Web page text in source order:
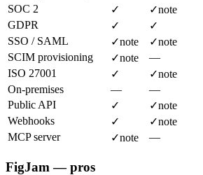
SOC 2
✓ ✓note
GDPR
✓
✓
SSO / SAML
✓note ✓note
SCIM provisioning
✓note
—
ISO 27001
✓ ✓note
On-premises
—
—
Public API
✓ ✓note
Webhooks
✓ ✓note
MCP server
✓note —
FigJam — pros